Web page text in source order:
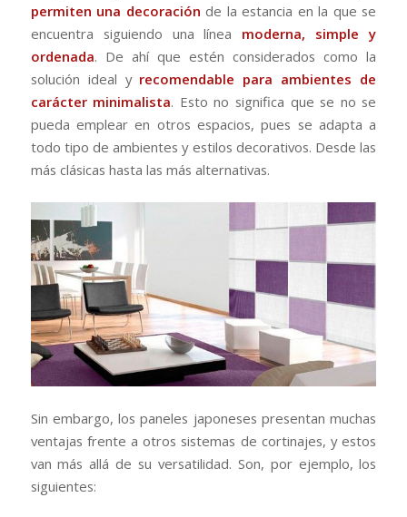
permiten una decoración de la estancia en la que se
encuentra siguiendo una línea moderna, simple y
ordenada. De ahí que estén considerados como la
solución ideal yrecomendable para ambientes de
carácter minimalista. Esto no significa que se no se
pueda emplear en otros espacios, pues se adapta a
todo tipo de ambientes y estilos decorativos. Desde las
más clásicas hasta las más alternativas.
Sin embargo, los paneles japoneses presentan muchas
ventajas frente a otros sistemas de cortinajes, y estos
van más allá de su versatilidad. Son, por ejemplo, los
siguientes: